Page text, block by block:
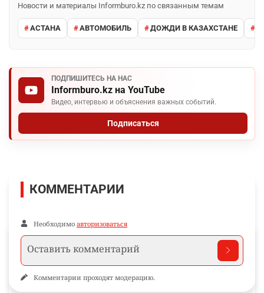
Новости и материалы Informburo.kz по связанным темам
АСТАНА АВТОМОБИЛЬ ДОЖДИ В КАЗАХСТАНЕ
ПОДПИШИТЕСЬ НА НАС
Informburo.kz на YouTube
Видео, интервью и объяснения важных событий.
Подписаться
КОММЕНТАРИИ
Необходимо авторизоваться
Комментарии проходят модерацию.